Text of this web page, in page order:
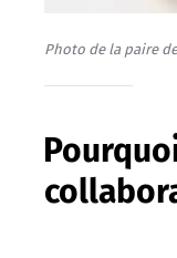
Photo de la paire